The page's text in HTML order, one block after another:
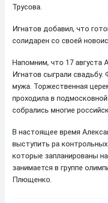
Трусова.
Игнатов добавил, что
солидарен со своей
Напомним, что 17 августа
Игнатов сыграли
мужа. Торжественная
проходила в
собрались многие
В настоящее время
выступить ра
которые запланированы
занимается в группе
Плющенко.